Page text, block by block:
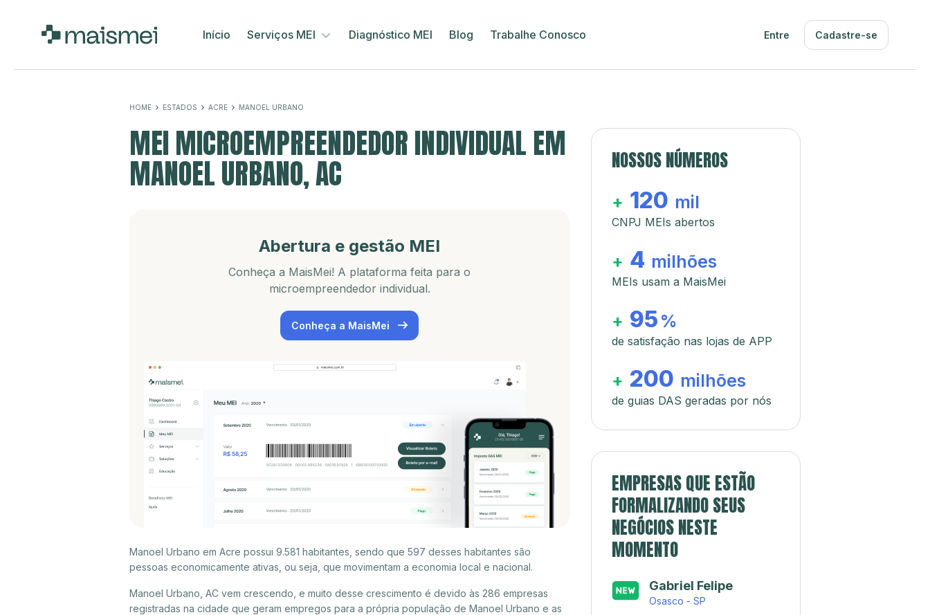
Início Serviços MEI Diagnóstico MEI Blog Trabalhe Conosco Entre Cadastre-se
HOME ESTADOS ACRE MANOEL URBANO
MEI MICROEMPREENDEDOR INDIVIDUAL EM
MANOEL URBANO, AC
Abertura e gestão MEI
Conheça a MaisMei! A plataforma feita para o
microempreendedor individual.
Conheça a MaisMei
Manoel Urbano em Acre possui 9.581 habitantes, sendo que 597 desses habitantes são
pessoas economicamente ativas, ou seja, que movimentam a economia local e nacional.
Manoel Urbano, AC vem crescendo, e muito desse crescimento é devido às 286 empresas
registradas na cidade que geram empregos para a própria população de Manoel Urbano e as
NOSSOS NÚMEROS
+ 120 mil
CNPJ MEIs abertos
+ 4 milhões
MEIs usam a MaisMei
+ 95 %
de satisfação nas lojas de APP
+ 200 milhões
de guias DAS geradas por nós
EMPRESAS QUE ESTÃO
FORMALIZANDO SEUS
NEGÓCIOS NESTE
MOMENTO
Gabriel Felipe
Osasco - SP